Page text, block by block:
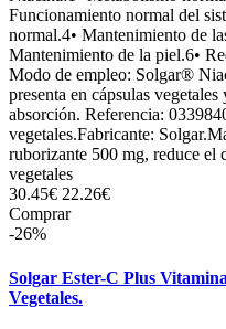
Funcionamiento normal del
normal.4• Mantenimiento de
Mantenimiento de la piel.6•
Modo de empleo: Solgar®
presenta en cápsulas
absorción. Referencia:
vegetales.Fabricante:
ruborizante 500 mg, reduce el
vegetales
30.45€ 22.26€
Comprar
-26%
Solgar Ester-C Plus
Vegetales.